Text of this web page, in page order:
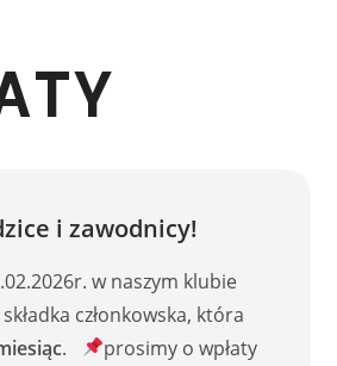
i zawodnicy!
w naszym klubie
członkowska, która
.
prosimy o wpłaty